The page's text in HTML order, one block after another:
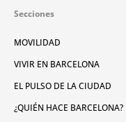
Secciones
MOVILIDAD
VIVIR EN BARCELONA
EL PULSO DE LA CIUDAD
¿QUIÉN HACE BARCELONA?